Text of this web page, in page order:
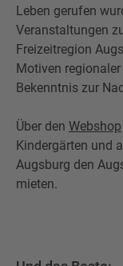
Leben gerufen
Veranstaltungen
Freizeitregion
Motiven regionaler
Bekenntnis zur
Über den Webshop
Kindergärten und
Augsburg den
mieten.